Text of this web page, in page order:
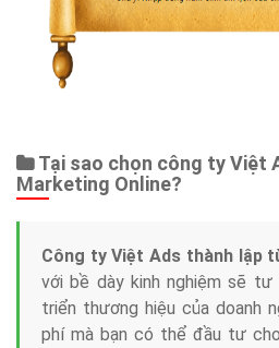
Tại sao chọn công ty Việt
Marketing Online?
Công ty Việt Ads thành lập
với bề dày kinh nghiệm sẽ tư
triển thương hiệu của doanh
phí mà bạn có thể đầu tư